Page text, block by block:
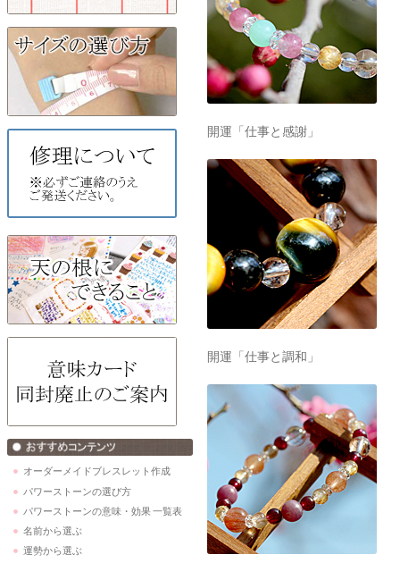
オーダーメイドブレスレット作成
パワーストーンの選び方
パワーストーンの意味・効果 一覧表
名前から選ぶ
運勢から選ぶ
開運「仕事と感謝」
開運「仕事と調和」